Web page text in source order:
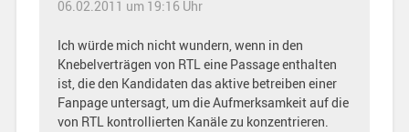
06.02.2011 um 19:16 Uhr
Ich würde mich nicht wundern, wenn in den
Knebelverträgen von RTL eine Passage enthalten
ist, die den Kandidaten das aktive betreiben einer
Fanpage untersagt, um die Aufmerksamkeit auf die
von RTL kontrollierten Kanäle zu konzentrieren.